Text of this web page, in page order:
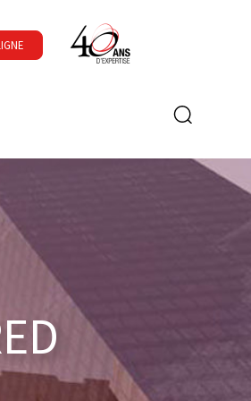
Formulaire de recherche